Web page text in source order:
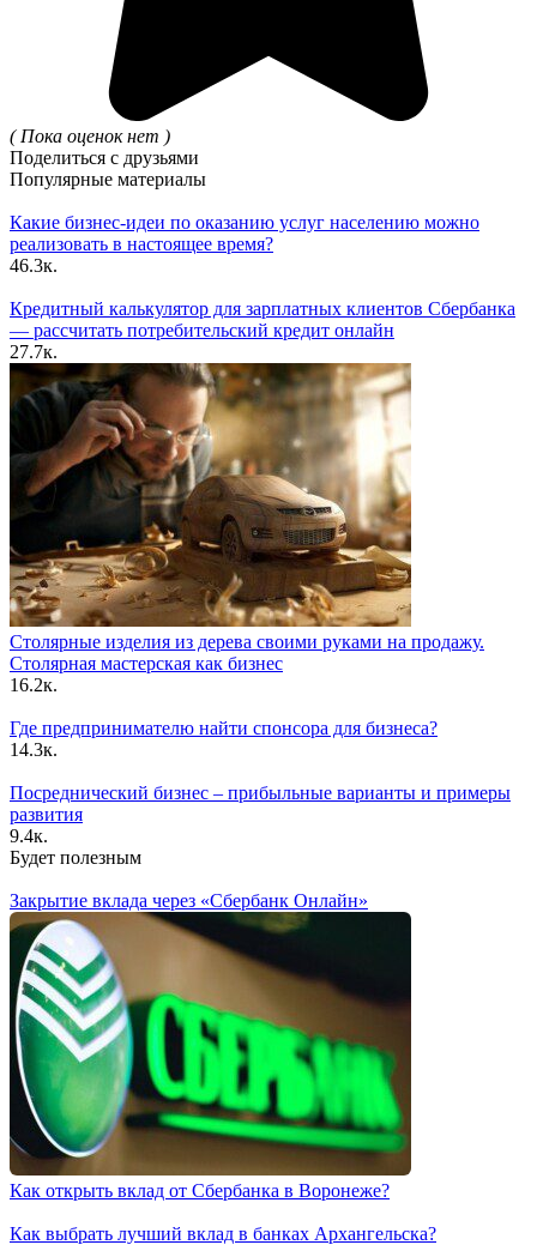
( Пока оценок нет )
Поделиться с друзьями
Популярные материалы
Какие бизнес-идеи по оказанию услуг населению можно
реализовать в настоящее время?
46.3к.
Кредитный калькулятор для зарплатных клиентов Сбербанка
— рассчитать потребительский кредит онлайн
27.7к.
Столярные изделия из дерева своими руками на продажу.
Столярная мастерская как бизнес
16.2к.
Где предпринимателю найти спонсора для бизнеса?
14.3к.
Посреднический бизнес – прибыльные варианты и примеры
развития
9.4к.
Будет полезным
Закрытие вклада через «Сбербанк Онлайн»
Как открыть вклад от Сбербанка в Воронеже?
Как выбрать лучший вклад в банках Архангельска?